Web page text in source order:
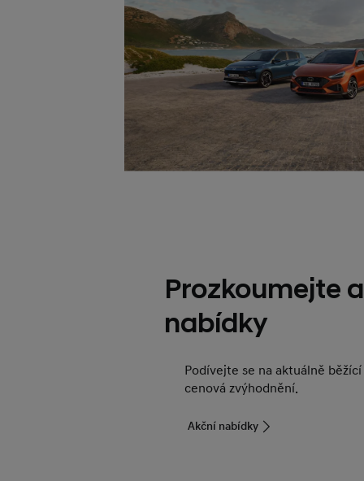
Prozkoumejte
nabídky
Podívejte se na aktuálně
cenová zvýhodnění.
Akční nabídky